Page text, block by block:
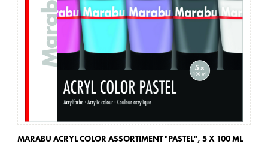
MARABU ACRYL COLOR ASSORTIMENT "PASTEL", 5 X 100 ML